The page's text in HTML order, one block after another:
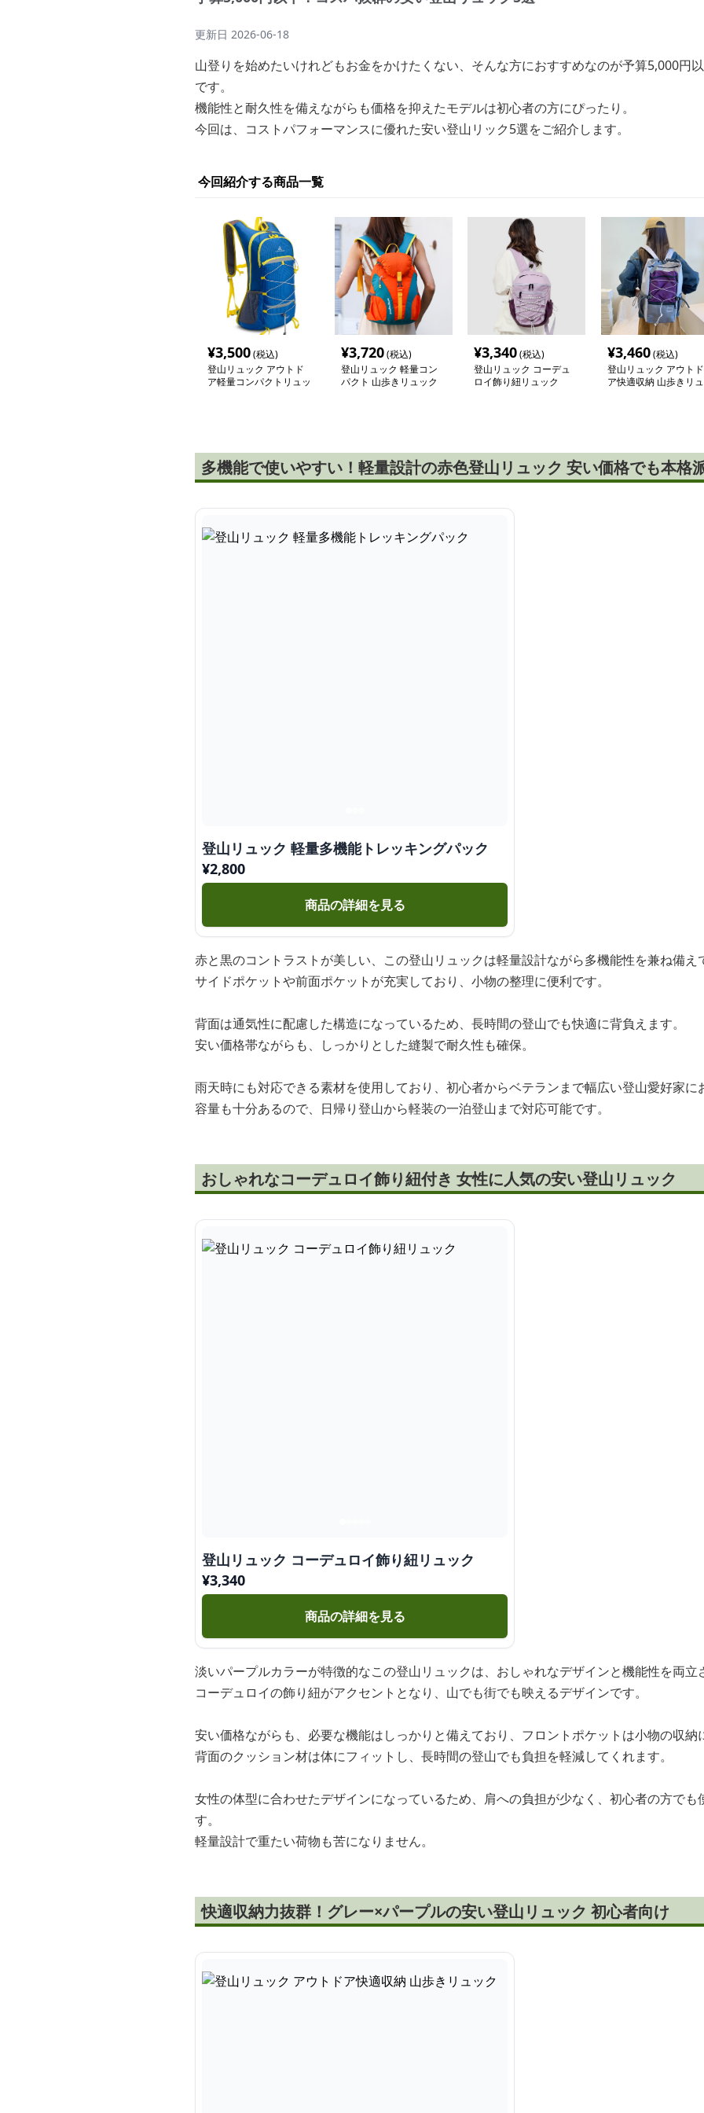
更新日 2026-06-18
山登りを始めたいけれどもお金をかけたくない、そんな方におすすめなのが予算5,000円
です。
機能性と耐久性を備えながらも価格を抑えたモデルは初心者の方にぴったり。
今回は、コストパフォーマンスに優れた安い登山リック5選をご紹介します。
今回紹介する商品一覧
¥3,500(税込)
登山リュック アウトド
ア軽量コンパクトリュッ
¥3,720(税込)
登山リュック 軽量コン
パクト 山歩きリュック
¥3,340(税込)
登山リュック コーデュ
ロイ飾り紐リュック
¥3,460(税込)
登山リュック アウトド
ア快適収納 山歩きリュ
多機能で使いやすい！軽量設計の赤色登山リュック 安い価格でも本格
登山リュック 軽量多機能トレッキングパック
¥2,800
商品の詳細を見る
赤と黒のコントラストが美しい、この登山リュックは軽量設計ながら多機能性を兼ね備え
サイドポケットや前面ポケットが充実しており、小物の整理に便利です。
背面は通気性に配慮した構造になっているため、長時間の登山でも快適に背負えます。
安い価格帯ながらも、しっかりとした縫製で耐久性も確保。
雨天時にも対応できる素材を使用しており、初心者からベテランまで幅広い登山愛好家に
容量も十分あるので、日帰り登山から軽装の一泊登山まで対応可能です。
おしゃれなコーデュロイ飾り紐付き 女性に人気の安い登山リュック
登山リュック コーデュロイ飾り紐リュック
¥3,340
商品の詳細を見る
淡いパープルカラーが特徴的なこの登山リュックは、おしゃれなデザインと機能性を両立
コーデュロイの飾り紐がアクセントとなり、山でも街でも映えるデザインです。
安い価格ながらも、必要な機能はしっかりと備えており、フロントポケットは小物の収納
背面のクッション材は体にフィットし、長時間の登山でも負担を軽減してくれます。
女性の体型に合わせたデザインになっているため、肩への負担が少なく、初心者の方で
す。
軽量設計で重たい荷物も苦になりません。
快適収納力抜群！グレー×パープルの安い登山リュック 初心者向け